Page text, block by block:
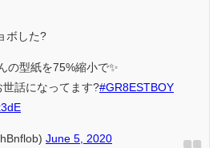
ボした?
の型紙を75%縮小で✨
話になってます?#GR8ESTBOY
June 5, 2020